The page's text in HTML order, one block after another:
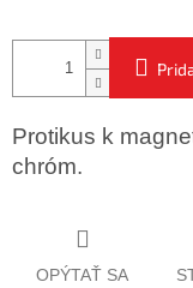
Protikus k
chróm.
OPÝTAŤ SA